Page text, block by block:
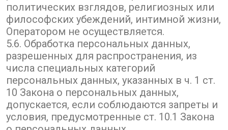
политических взглядов, религиозных или
философских убеждений, интимной жизни,
Оператором не осуществляется.
5.6. Обработка персональных данных,
разрешенных для распространения, из
числа специальных категорий
персональных данных, указанных в ч. 1 ст.
10 Закона о персональных данных,
допускается, если соблюдаются запреты и
условия, предусмотренные ст. 10.1 Закона